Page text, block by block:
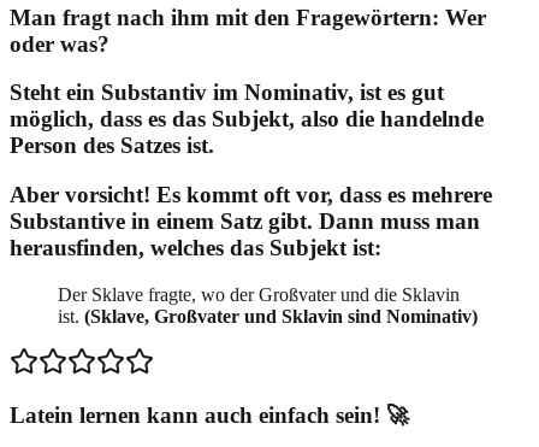
Man fragt nach ihm mit den Fragewörtern: Wer
oder was?
Steht ein Substantiv im Nominativ, ist es gut
möglich, dass es das Subjekt, also die handelnde
Person des Satzes ist.
Aber vorsicht! Es kommt oft vor, dass es mehrere
Substantive in einem Satz gibt. Dann muss man
herausfinden, welches das Subjekt ist:
Der Sklave fragte, wo der Großvater und die Sklavin
ist. (Sklave, Großvater und Sklavin sind Nominativ)
Latein lernen kann auch einfach sein! 🚀